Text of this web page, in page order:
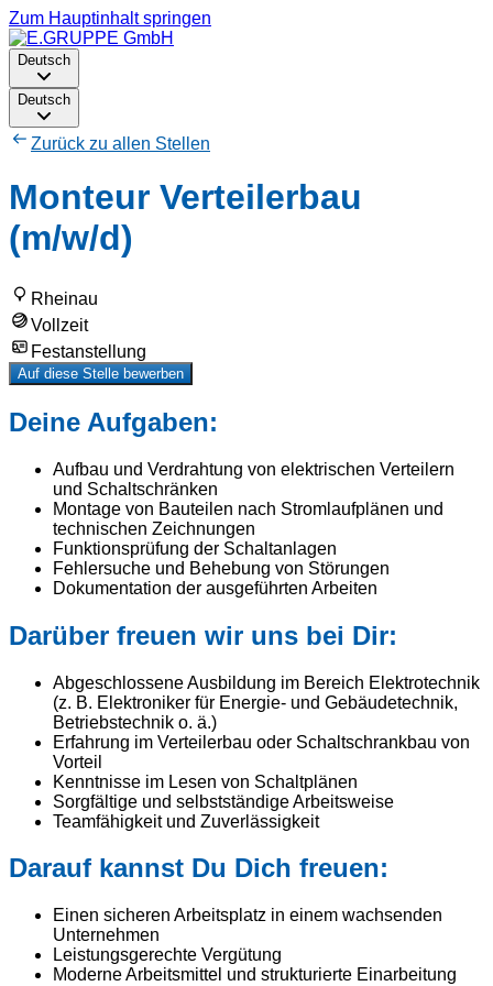
Zum Hauptinhalt springen
Deutsch
Deutsch
Zurück zu allen Stellen
Monteur Verteilerbau
(m/w/d)
Rheinau
Vollzeit
Festanstellung
Auf diese Stelle bewerben
Deine Aufgaben:
Aufbau und Verdrahtung von elektrischen Verteilern
und Schaltschränken
Montage von Bauteilen nach Stromlaufplänen und
technischen Zeichnungen
Funktionsprüfung der Schaltanlagen
Fehlersuche und Behebung von Störungen
Dokumentation der ausgeführten Arbeiten
Darüber freuen wir uns bei Dir:
Abgeschlossene Ausbildung im Bereich Elektrotechnik
(z. B. Elektroniker für Energie- und Gebäudetechnik,
Betriebstechnik o. ä.)
Erfahrung im Verteilerbau oder Schaltschrankbau von
Vorteil
Kenntnisse im Lesen von Schaltplänen
Sorgfältige und selbstständige Arbeitsweise
Teamfähigkeit und Zuverlässigkeit
Darauf kannst Du Dich freuen:
Einen sicheren Arbeitsplatz in einem wachsenden
Unternehmen
Leistungsgerechte Vergütung
Moderne Arbeitsmittel und strukturierte Einarbeitung